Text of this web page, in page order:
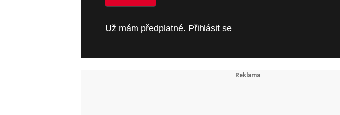
Už mám předplatné. Přihlásit se